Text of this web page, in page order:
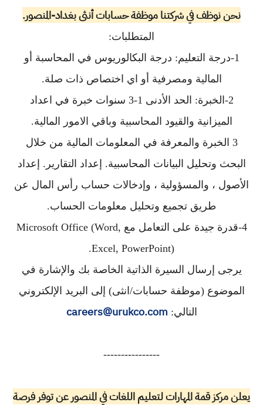
نحن نوظف في شركتنا موظفة حسابات أنثى بغداد-المنصور.
المتطلبات:
1-درجة التعليم: درجة البكالوريوس في المحاسبة أو
المالية ومصرفية أو اي اختصاص ذات صلة.
2-الخبرة: الحد الأدنى 1-3 سنوات خبرة في اعداد
الميزانية والقيود المحاسبية وباقي الامور المالية.
3 الخبرة والمعرفة في المعلومات المالية من خلال
البحث وتحليل البيانات المحاسبية. إعداد التقارير. إعداد
الأصول ، والمسؤولية ، وإدخالات حساب رأس المال عن
طريق تجميع وتحليل معلومات الحساب.
4-قدرة جيدة على التعامل مع Microsoft Office (Word,
Excel, PowerPoint).
يرجى إرسال السيرة الذاتية الخاصة بك والإشارة في
الموضوع (موظفة حسابات/انثى) إلى البريد الإلكتروني
التالي: careers@urukco.com
----------------
يعلن مركز قمة المهارات لتعليم اللغات في المنصور عن توفر فرصة